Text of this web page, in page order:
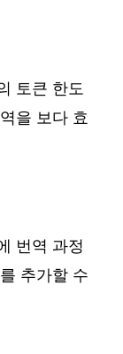
토큰 한도
을 보다 효
번역 과정
추가할 수